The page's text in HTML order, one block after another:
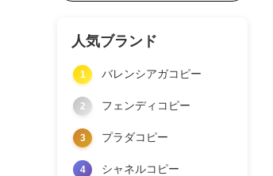
人気ブランド
1 バレンシアガコピー
2 フェンディコピー
3 プラダコピー
4 シャネルコピー